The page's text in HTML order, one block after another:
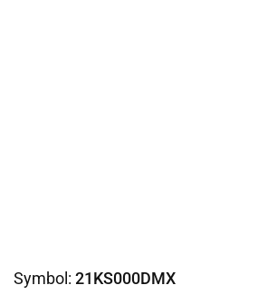
Symbol: 21KS000DMX